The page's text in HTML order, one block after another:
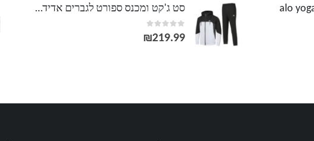
סט ג'קט ומכנס ספורט לגברים אדידס ADIDAS
0
out of 5
₪219.99